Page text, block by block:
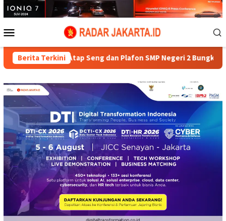
Loncat
ke
Mobile
Berita Terkini
Atap Seng dan Plafon SMP Negeri 2 Bungku Selatan